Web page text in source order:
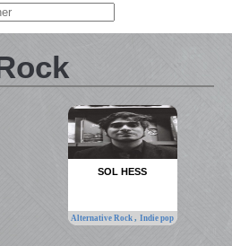
SOL HESS
Alternative Rock,Indie pop